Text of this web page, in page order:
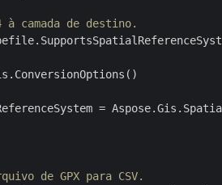
camada de destino.
=
de GPX para CSV.